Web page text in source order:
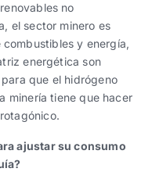
no
el sector minero es
y energía,
energética son
que el hidrógeno
minería tiene que hacer
ajustar su consumo